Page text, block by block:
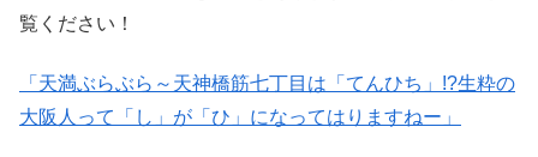
覧ください！
「天満ぶらぶら～天神橋筋七丁目は「てんひち」!?生粋の
大阪人って「し」が「ひ」になってはりますねー」